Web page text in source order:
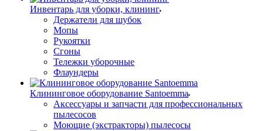
Инвентарь для уборки, клининг
Держатели для шубок
Мопы
Рукоятки
Сгоны
Тележки уборочные
Флаундеры
Клининговое оборудование Santoemma
Аксессуары и запчасти для профессиональных
пылесосов
Моющие (экстракторы) пылесосы